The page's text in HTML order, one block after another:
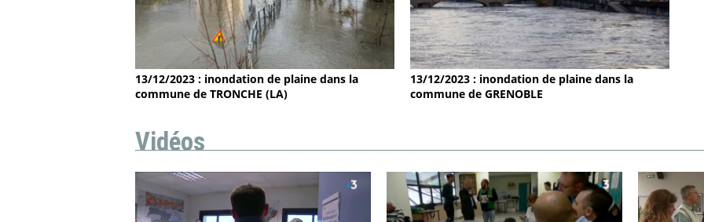
13/12/2023 : inondation de plaine dans la
commune de TRONCHE (LA)
13/12/2023 : inondation de plaine dans la
commune de GRENOBLE
Vidéos